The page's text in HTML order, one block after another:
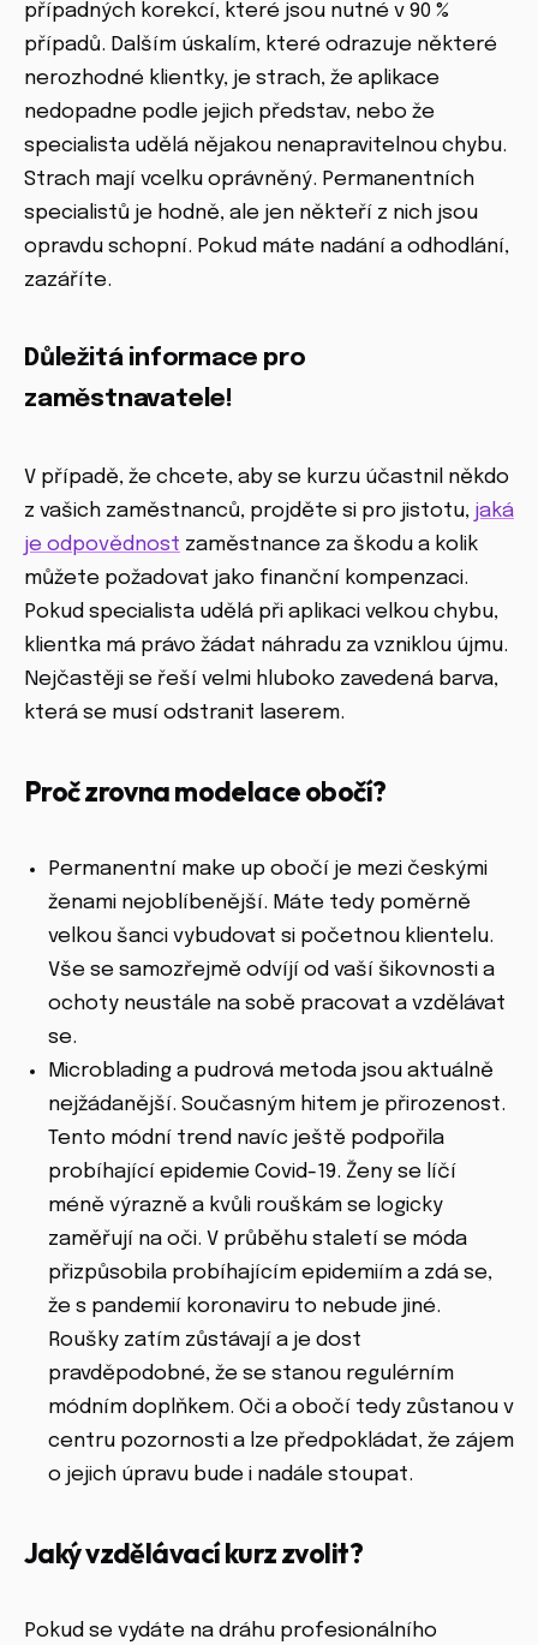
případných korekcí, které jsou nutné v 90 %
případů. Dalším úskalím, které odrazuje některé
nerozhodné klientky, je strach, že aplikace
nedopadne podle jejich představ, nebo že
specialista udělá nějakou nenapravitelnou chybu.
Strach mají vcelku oprávněný. Permanentních
specialistů je hodně, ale jen někteří z nich jsou
opravdu schopní. Pokud máte nadání a odhodlání,
zazáříte.
Důležitá informace pro
zaměstnavatele!
V případě, že chcete, aby se kurzu účastnil někdo
z vašich zaměstnanců, projděte si pro jistotu, jaká
je odpovědnost zaměstnance za škodu a kolik
můžete požadovat jako finanční kompenzaci.
Pokud specialista udělá při aplikaci velkou chybu,
klientka má právo žádat náhradu za vzniklou újmu.
Nejčastěji se řeší velmi hluboko zavedená barva,
která se musí odstranit laserem.
Proč zrovna modelace obočí?
Permanentní make up obočí je mezi českými
ženami nejoblíbenější. Máte tedy poměrně
velkou šanci vybudovat si početnou klientelu.
Vše se samozřejmě odvíjí od vaší šikovnosti a
ochoty neustále na sobě pracovat a vzdělávat
se.
Microblading a pudrová metoda jsou aktuálně
nejžádanější. Současným hitem je přirozenost.
Tento módní trend navíc ještě podpořila
probíhající epidemie Covid-19. Ženy se líčí
méně výrazně a kvůli rouškám se logicky
zaměřují na oči. V průběhu staletí se móda
přizpůsobila probíhajícím epidemiím a zdá se,
že s pandemií koronaviru to nebude jiné.
Roušky zatím zůstávají a je dost
pravděpodobné, že se stanou regulérním
módním doplňkem. Oči a obočí tedy zůstanou v
centru pozornosti a lze předpokládat, že zájem
o jejich úpravu bude i nadále stoupat.
Jaký vzdělávací kurz zvolit?
Pokud se vydáte na dráhu profesionálního